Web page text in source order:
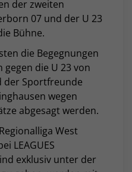
der zweiten
07 und der U 23
Bühne.
die Begegnungen
die U 23 von
der Sportfreunde
wegen
abgesagt werden.
West
LEAGUES
exklusiv unter der